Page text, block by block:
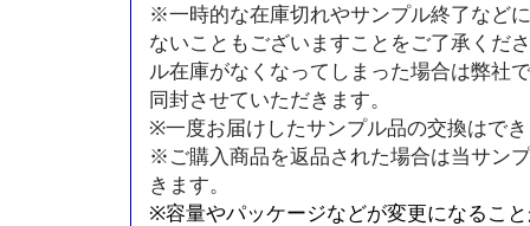
※一時的な在庫切れやサンプル終了など
ないこともございますことをご了承くだ
ル在庫がなくなってしまった場合は弊社
同封させていただきます。
※一度お届けしたサンプル品の交換はで
※ご購入商品を返品された場合は当サン
きます。
※容量やパッケージなどが変更になるこ